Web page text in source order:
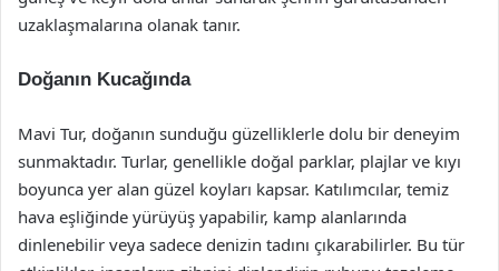
uzaklaşmalarına olanak tanır.
Doğanın Kucağında
Mavi Tur, doğanın sunduğu güzelliklerle dolu bir deneyim
sunmaktadır. Turlar, genellikle doğal parklar, plajlar ve kıyı
boyunca yer alan güzel koyları kapsar. Katılımcılar, temiz
hava eşliğinde yürüyüş yapabilir, kamp alanlarında
dinlenebilir veya sadece denizin tadını çıkarabilirler. Bu tür